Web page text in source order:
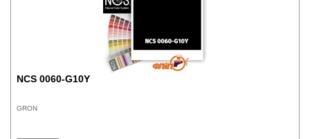
NCS 0060-G10Y
GRON